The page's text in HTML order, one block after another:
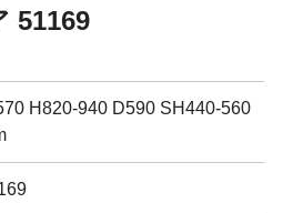
51169
H820-940 D590 SH440-560